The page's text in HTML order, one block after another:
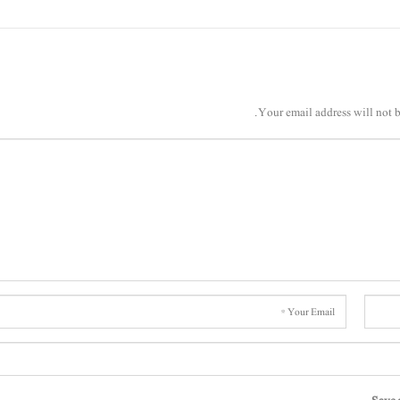
Your email address will not